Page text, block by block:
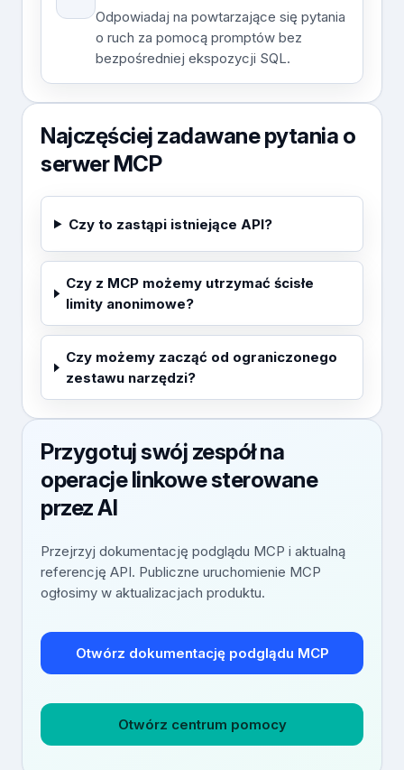
Odpowiadaj na powtarzające się pytania
o ruch za pomocą promptów bez
bezpośredniej ekspozycji SQL.
Najczęściej zadawane pytania o
serwer MCP
Czy to zastąpi istniejące API?
Czy z MCP możemy utrzymać ścisłe
limity anonimowe?
Czy możemy zacząć od ograniczonego
zestawu narzędzi?
Przygotuj swój zespół na
operacje linkowe sterowane
przez AI
Przejrzyj dokumentację podglądu MCP i aktualną
referencję API. Publiczne uruchomienie MCP
ogłosimy w aktualizacjach produktu.
Otwórz dokumentację podglądu MCP
Otwórz centrum pomocy